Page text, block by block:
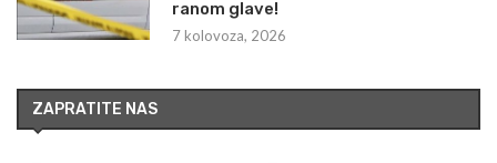
ranom glave!
7 kolovoza, 2026
ZAPRATITE NAS